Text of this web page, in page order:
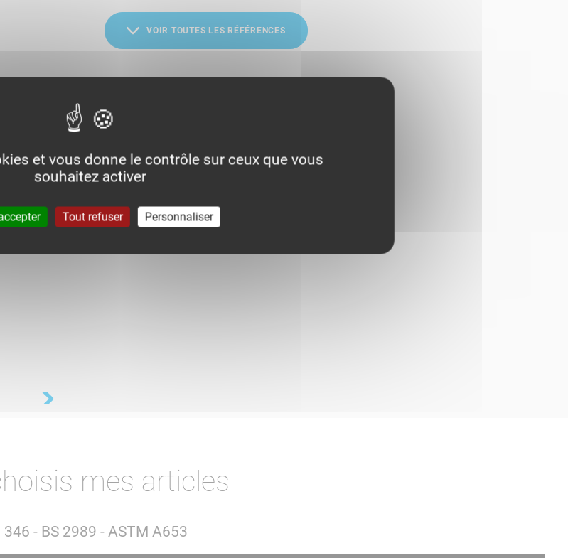
VOIR TOUTES LES RÉFÉRENCES
mes articles
- BS 2989 - ASTM A653
et vous donne le contrôle sur ceux que vous
souhaitez activer
Tout refuser Personnaliser